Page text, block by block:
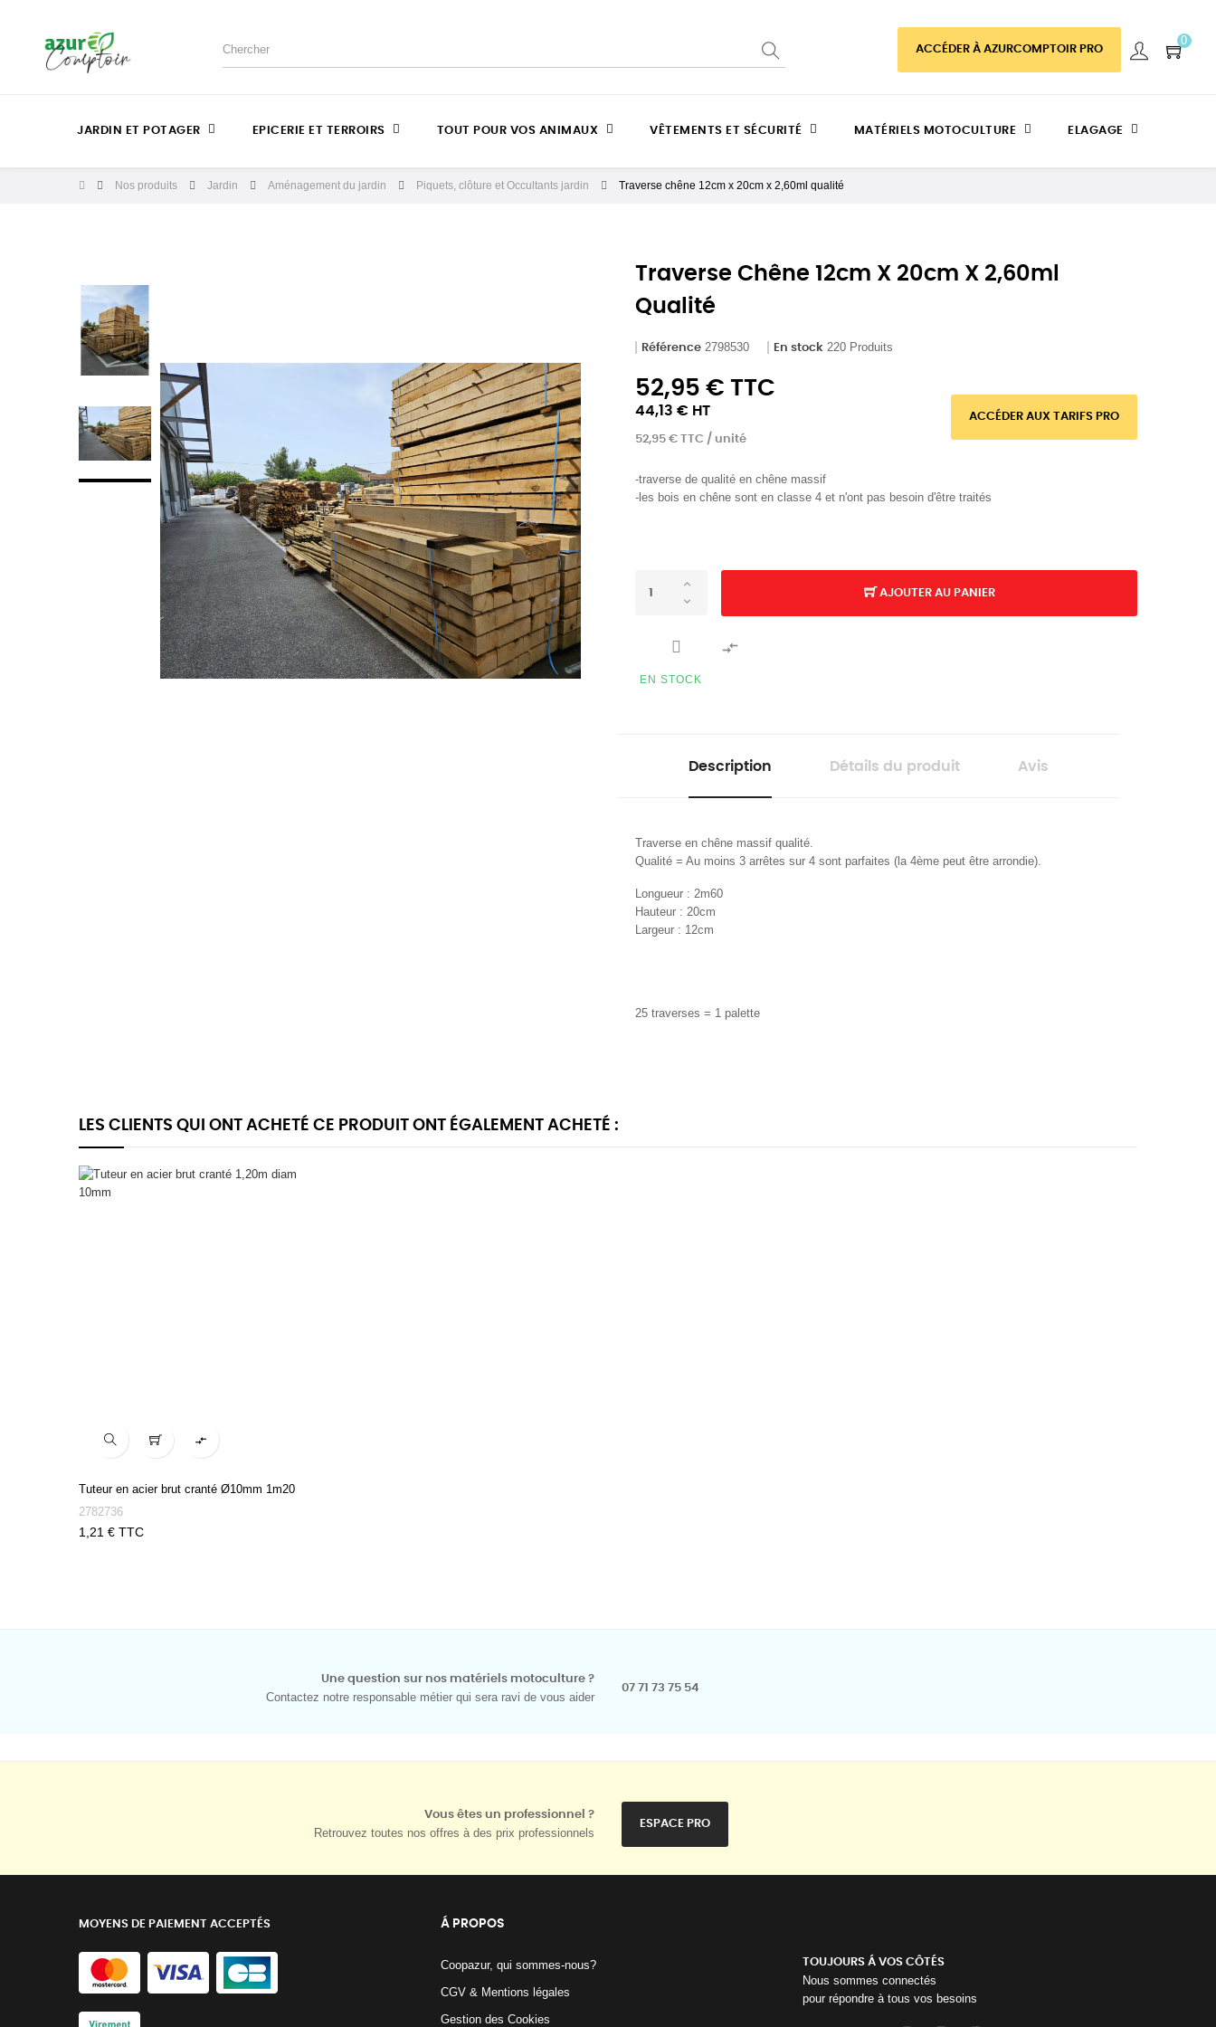
ACCÉDER À AZURCOMPTOIR PRO
0
JARDIN ET POTAGER EPICERIE ET TERROIRS TOUT POUR VOS ANIMAUX VÊTEMENTS ET SÉCURITÉ MATÉRIELS MOTOCULTURE ELAGAGE
Nos produits Jardin Aménagement du jardin Piquets, clôture et Occultants jardin Traverse chêne 12cm x 20cm x 2,60ml qualité
Traverse Chêne 12cm X 20cm X 2,60ml
Qualité
Référence 2798530 En stock 220 Produits
52,95 € TTC
44,13 € HT
52,95 € TTC / unité
ACCÉDER AUX TARIFS PRO
-traverse de qualité en chêne massif
-les bois en chêne sont en classe 4 et n'ont pas besoin d'être traités
AJOUTER AU PANIER

EN STOCK
Description Détails du produit Avis
Traverse en chêne massif qualité.
Qualité = Au moins 3 arrêtes sur 4 sont parfaites (la 4ème peut être arrondie).
Longueur : 2m60
Hauteur : 20cm
Largeur : 12cm
25 traverses = 1 palette
LES CLIENTS QUI ONT ACHETÉ CE PRODUIT ONT ÉGALEMENT ACHETÉ :

Tuteur en acier brut cranté Ø10mm 1m20
2782736
Prix
1,21 € TTC
Une question sur nos matériels motoculture ?
Contactez notre responsable métier qui sera ravi de vous aider
07 71 73 75 54
Vous êtes un professionnel ?
Retrouvez toutes nos offres à des prix professionnels
ESPACE PRO
MOYENS DE PAIEMENT ACCEPTÉS Á PROPOS
Coopazur, qui sommes-nous?
CGV & Mentions légales
Gestion des Cookies
TOUJOURS Á VOS CÔTÉS
Nous sommes connectés
pour répondre à tous vos besoins